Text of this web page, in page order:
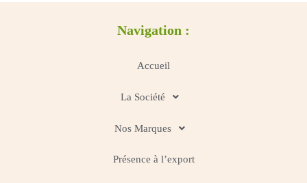
Navigation :
Accueil
La Société
Nos Marques
Présence à l’export